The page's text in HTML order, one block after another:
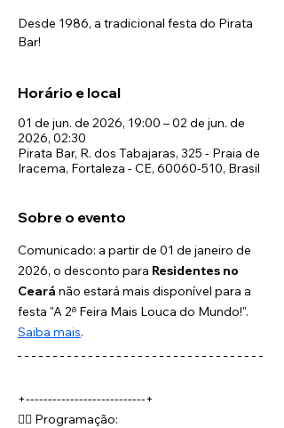
Desde 1986, a tradicional festa do Pirata
Bar!
Horário e local
01 de jun. de 2026, 19:00 – 02 de jun. de
2026, 02:30
Pirata Bar, R. dos Tabajaras, 325 - Praia de
Iracema, Fortaleza - CE, 60060-510, Brasil
Sobre o evento
Comunicado: a partir de 01 de janeiro de
2026, o desconto para Residentes no
Ceará não estará mais disponível para a
festa "A 2ª Feira Mais Louca do Mundo!".
Saiba mais.
+---------------------------+
🏴‍☠️ Programação: